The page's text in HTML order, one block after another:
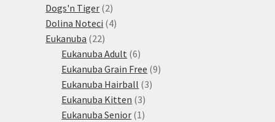
produktů
Dogs'n Tiger 22
produkty
Dolina Noteci 44
Eukanuba 2222
produktů
Eukanuba Adult 66
produktů
Eukanuba Grain Free 99
Eukanuba Hairball 33
Eukanuba Kitten 33
produkty
Eukanuba Senior 1 1